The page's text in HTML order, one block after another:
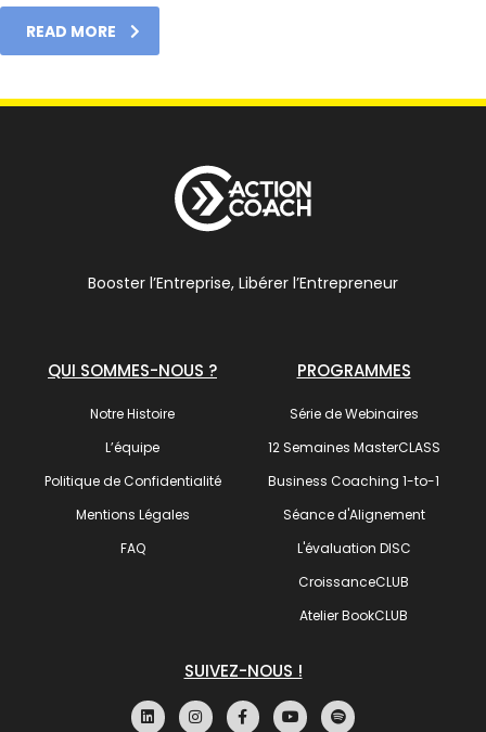
READ MORE
Booster l’Entreprise, Libérer l’Entrepreneur
QUI SOMMES-NOUS ?
Notre Histoire
L’équipe
Politique de Confidentialité
Mentions Légales
FAQ
PROGRAMMES
Série de Webinaires
12 Semaines MasterCLASS
Business Coaching 1-to-1
Séance d'Alignement
L'évaluation DISC
CroissanceCLUB
Atelier BookCLUB
SUIVEZ-NOUS !